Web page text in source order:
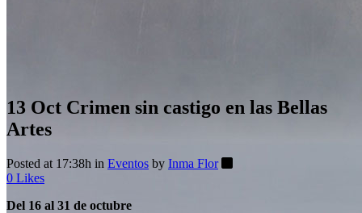
13 Oct Crimen sin castigo en las Bellas
Artes
Posted at 17:38h in Eventos by Inma Flor
0 Likes
Del 16 al 31 de octubre